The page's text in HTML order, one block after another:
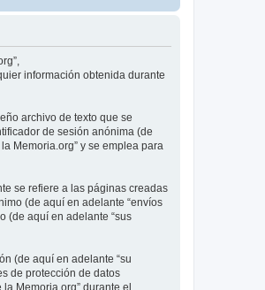
información obtenida durante
archivo de texto que se
de sesión anónima (de
Memoria.org” y se emplea para
se refiere a las páginas creadas
(de aquí en adelante “envíos
(de aquí en adelante “sus
(de aquí en adelante “su
de protección de datos
Memoria.org” durante el